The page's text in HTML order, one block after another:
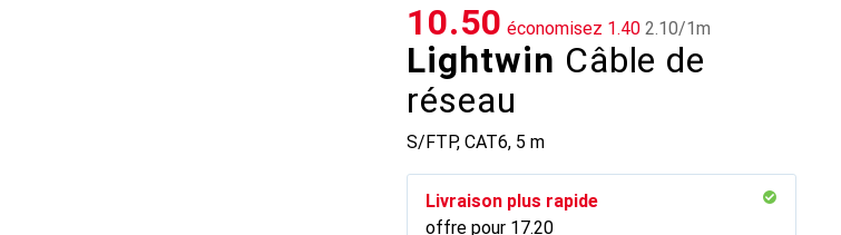
Lightwin Câble de
réseau
S/FTP, CAT6, 5 m
CHF
10.50 économisez CHF
1.40 CHF
2.10/1m
Livraison plus rapide
offre pour CHF
17.20